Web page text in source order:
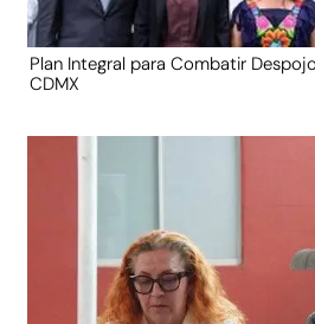
Plan Integral para Combatir
CDMX